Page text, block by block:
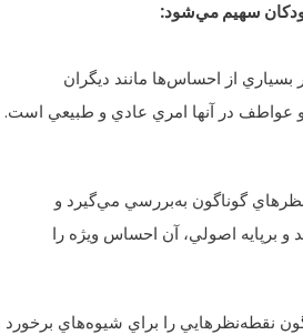
بسياري از احساس‌‌ها مانند ديگران
عواطف در آنها امري عادي و طبيعي است.
گوناگون به‌بررسي مي‌گيرد و
برپايه‌ اصولي، آن احساس ويژه را
را براي شيوه‌هاي برخورد